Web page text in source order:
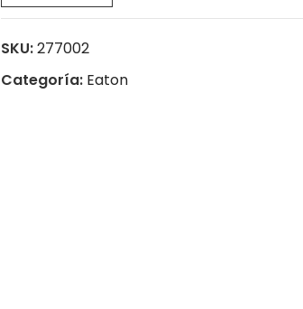
SKU:277002
Categoría: Eaton